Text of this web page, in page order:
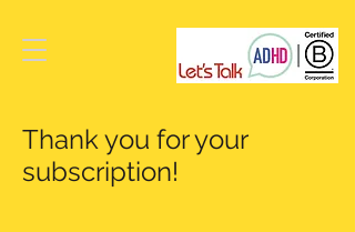
Thank you for your
subscription!